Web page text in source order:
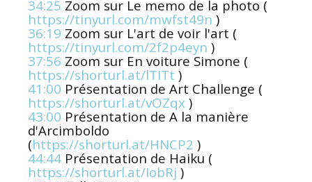
34:25 Zoom sur Le memo de la photo (
https://tinyurl.com/mwfst49n )
36:19 Zoom sur L'art de voir l'art (
https://tinyurl.com/2f2p4eyn )
37:56 Zoom sur En voiture Simone (
https://shorturl.at/lTITt )
41:00 Présentation de Art Challenge (
https://shorturl.at/vOZqx )
43:00 Présentation de A la manière
d'Arcimboldo
(https://shorturl.at/HNCP2 )
44:44 Présentation de Haiku (
https://shorturl.at/IobRj )